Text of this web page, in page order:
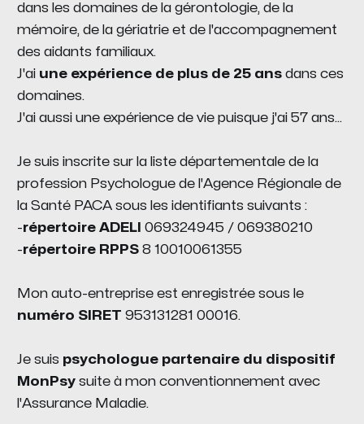
dans les domaines de la gérontologie, de la
mémoire, de la gériatrie et de l'accompagnement
des aidants familiaux.
J'ai une expérience de plus de 25 ansdans ces
domaines.
J'ai aussi une expérience de vie puisque j'ai 57 ans...
Je suis inscrite sur la liste départementale de la
profession Psychologue de l'Agence Régionale de
la Santé PACA sous les identifiants suivants :
-répertoire ADELI 069324945 / 069380210
-répertoire RPPS8 10010061355
Mon auto-entreprise est enregistrée sous le
numéro SIRET 953131281 00016.
Je suis psychologue partenaire du dispositif
MonPsy suite à mon conventionnement avec
l'Assurance Maladie.